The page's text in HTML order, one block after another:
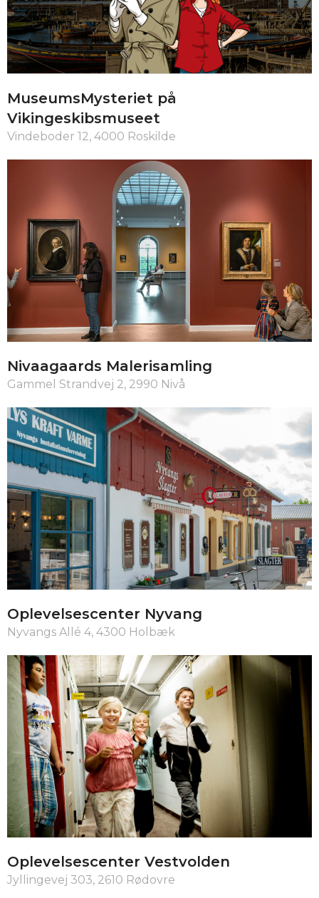
MuseumsMysteriet på
Vikingeskibsmuseet
Vindeboder 12, 4000 Roskilde
Nivaagaards Maleri­samling
Gammel Strandvej 2, 2990 Nivå
Oplevelsescenter Nyvang
Nyvangs Allé 4, 4300 Holbæk
Oplevelsescenter Vestvolden
Jyllingevej 303, 2610 Rødovre